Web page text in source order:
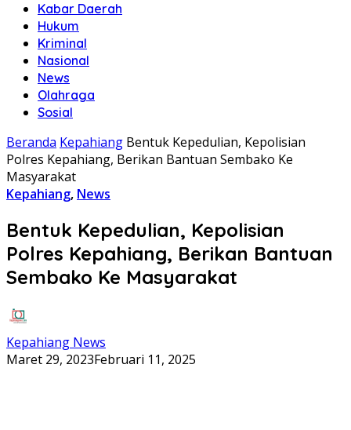
Kabar Daerah
Hukum
Kriminal
Nasional
News
Olahraga
Sosial
Beranda Kepahiang Bentuk Kepedulian, Kepolisian
Polres Kepahiang, Berikan Bantuan Sembako Ke
Masyarakat
Kepahiang, News
Bentuk Kepedulian, Kepolisian
Polres Kepahiang, Berikan Bantuan
Sembako Ke Masyarakat
Kepahiang News
Maret 29, 2023Februari 11, 2025